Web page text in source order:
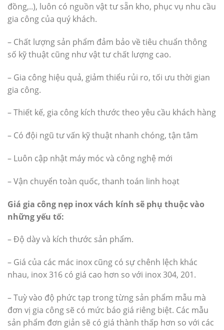
đồng,..), luôn có nguồn vật tư sẵn kho, phục vụ nhu cầu
gia công của quý khách.
– Chất lượng sản phẩm đảm bảo về tiêu chuẩn thông
số kỹ thuật cũng như vật tư chất lượng cao.
– Gia công hiệu quả, giảm thiểu rủi ro, tối ưu thời gian
gia công.
– Thiết kế, gia công kích thước theo yêu cầu khách hàng
– Có đội ngũ tư vấn kỹ thuật nhanh chóng, tận tâm
– Luôn cập nhật máy móc và công nghệ mới
– Vận chuyển toàn quốc, thanh toán linh hoạt
Giá gia công nẹp inox vách kính sẽ phụ thuộc vào
những yếu tố:
– Độ dày và kích thước sản phẩm.
– Giá của các mác inox cũng có sự chênh lệch khác
nhau, inox 316 có giá cao hơn so với inox 304, 201.
– Tuỳ vào độ phức tạp trong từng sản phẩm mẫu mà
đơn vị gia công sẽ có mức báo giá riêng biệt. Các mẫu
sản phẩm đơn giản sẽ có giá thành thấp hơn so với các